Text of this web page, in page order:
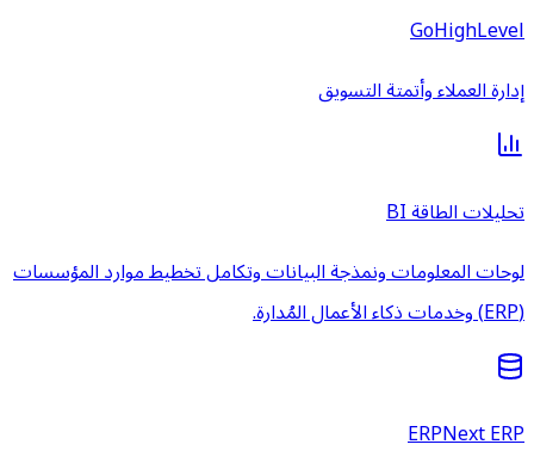
GoHighLevel
إدارة العملاء وأتمتة التسويق
تحليلات الطاقة BI
لوحات المعلومات ونمذجة البيانات وتكامل تخطيط موارد المؤسسات
(ERP) وخدمات ذكاء الأعمال المُدارة.
ERPNext ERP